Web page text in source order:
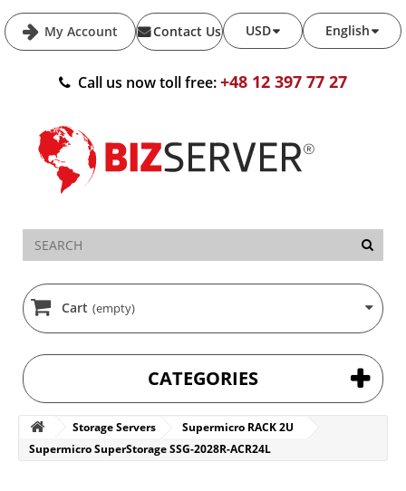
My Account English
USD
Contact Us
Call us now toll free:+48 12 397 77 27
Cart (empty)
CATEGORIES
Storage Servers
Supermicro RACK 2U
Supermicro SuperStorage SSG-2028R-ACR24L